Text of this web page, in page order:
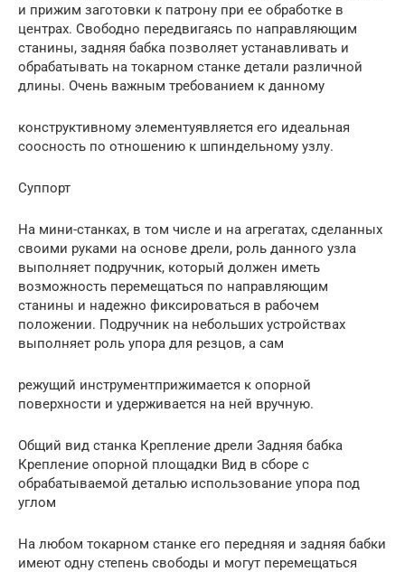
и прижим заготовки к патрону при ее обработке в
центрах. Свободно передвигаясь по направляющим
станины, задняя бабка позволяет устанавливать и
обрабатывать на токарном станке детали различной
длины. Очень важным требованием к данному
конструктивному элементуявляется его идеальная
соосность по отношению к шпиндельному узлу.
Суппорт
На мини-станках, в том числе и на агрегатах, сделанных
своими руками на основе дрели, роль данного узла
выполняет подручник, который должен иметь
возможность перемещаться по направляющим
станины и надежно фиксироваться в рабочем
положении. Подручник на небольших устройствах
выполняет роль упора для резцов, а сам
режущий инструментприжимается к опорной
поверхности и удерживается на ней вручную.
Общий вид станка Крепление дрели Задняя бабка
Крепление опорной площадки Вид в сборе с
обрабатываемой деталью использование упора под
углом
На любом токарном станке его передняя и задняя бабки
имеют одну степень свободы и могут перемещаться